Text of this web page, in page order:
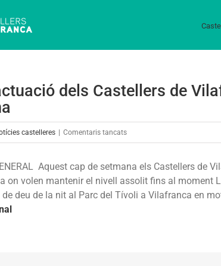
dels Castellers de
castelleres Comentaris tancatsa
Aquest cap de setmana els Castellers de
on volen mantenir el nivell assolit fins al moment
deu de la nit al Parc del Tívoli a Vilafranca en